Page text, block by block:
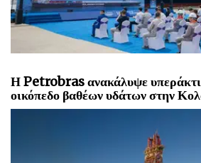
Η Petrobras ανακάλυψε
οικόπεδο βαθέων υδάτων στην